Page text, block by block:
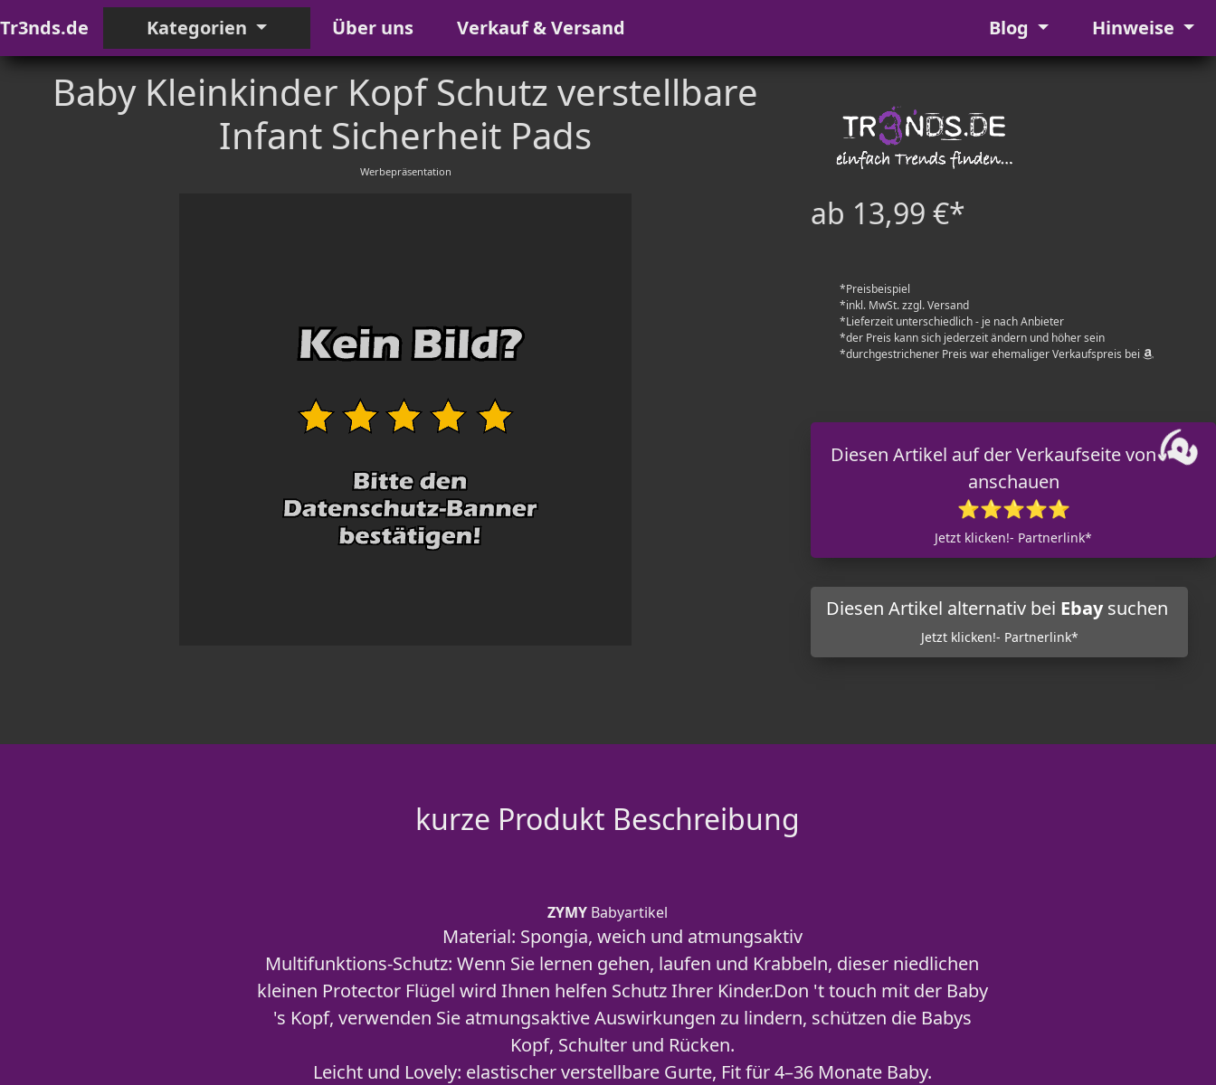
Tr3nds.de Kategorien Über uns Verkauf & Versand Blog Hinweise
Baby Kleinkinder Kopf Schutz verstellbare
Infant Sicherheit Pads
Werbepräsentation
ab 13,99 €*
*Preisbeispiel
*inkl. MwSt. zzgl. Versand
*Lieferzeit unterschiedlich - je nach Anbieter
*der Preis kann sich jederzeit ändern und höher sein
*durchgestrichener Preis war ehemaliger Verkaufspreis bei
Diesen Artikel auf der Verkaufseite von
anschauen
⭐⭐⭐⭐⭐
Jetzt klicken!- Partnerlink*
Diesen Artikel alternativ bei Ebaysuchen
Jetzt klicken!- Partnerlink*
kurze Produkt Beschreibung
ZYMY Babyartikel
Material: Spongia, weich und atmungsaktiv
Multifunktions-Schutz: Wenn Sie lernen gehen, laufen und Krabbeln, dieser niedlichen
kleinen Protector Flügel wird Ihnen helfen Schutz Ihrer Kinder.Don 't touch mit der Baby
's Kopf, verwenden Sie atmungsaktive Auswirkungen zu lindern, schützen die Babys
Kopf, Schulter und Rücken.
Leicht und Lovely: elastischer verstellbare Gurte, Fit für 4–36 Monate Baby.